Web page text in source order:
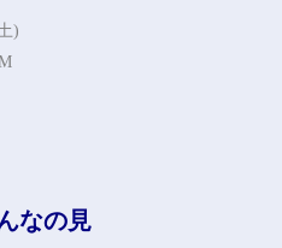
)
なの見